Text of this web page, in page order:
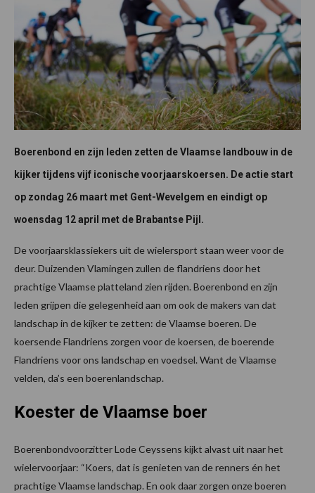
Boerenbond en zijn leden zetten de Vlaamse landbouw in de
kijker tijdens vijf iconische voorjaarskoersen. De actie start
op zondag 26 maart met Gent-Wevelgem en eindigt op
woensdag 12 april met de Brabantse Pijl.
De voorjaarsklassiekers uit de wielersport staan weer voor de
deur. Duizenden Vlamingen zullen de flandriens door het
prachtige Vlaamse platteland zien rijden. Boerenbond en zijn
leden grijpen die gelegenheid aan om ook de makers van dat
landschap in de kijker te zetten: de Vlaamse boeren. De
koersende Flandriens zorgen voor de koersen, de boerende
Flandriens voor ons landschap en voedsel. Want de Vlaamse
velden, da’s een boerenlandschap.
Koester de Vlaamse boer
Boerenbondvoorzitter Lode Ceyssens kijkt alvast uit naar het
wielervoorjaar: “Koers, dat is genieten van de renners én het
prachtige Vlaamse landschap. En ook daar zorgen onze boeren